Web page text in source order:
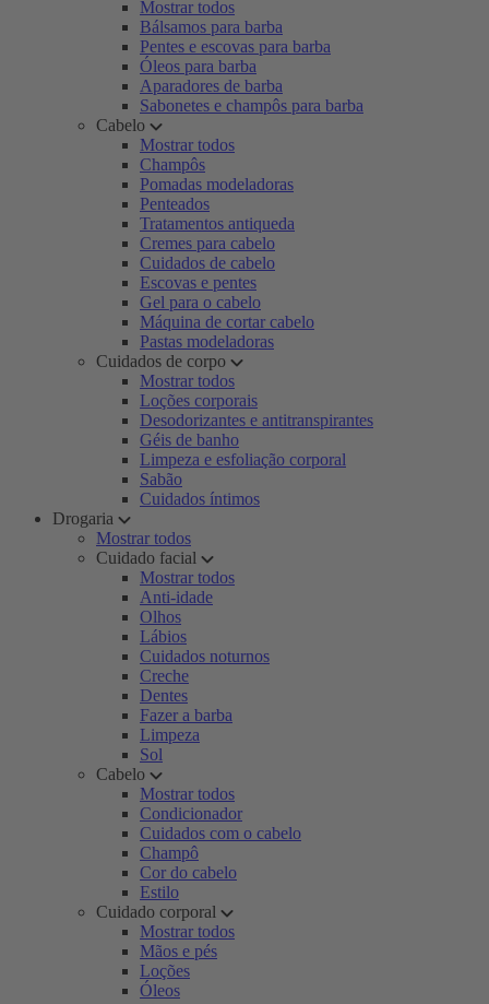
Mostrar todos
Bálsamos para barba
Pentes e escovas para barba
Óleos para barba
Aparadores de barba
Sabonetes e champôs para barba
Cabelo
Mostrar todos
Champôs
Pomadas modeladoras
Penteados
Tratamentos antiqueda
Cremes para cabelo
Cuidados de cabelo
Escovas e pentes
Gel para o cabelo
Máquina de cortar cabelo
Pastas modeladoras
Cuidados de corpo
Mostrar todos
Loções corporais
Desodorizantes e antitranspirantes
Géis de banho
Limpeza e esfoliação corporal
Sabão
Cuidados íntimos
Drogaria
Mostrar todos
Cuidado facial
Mostrar todos
Anti-idade
Olhos
Lábios
Cuidados noturnos
Creche
Dentes
Fazer a barba
Limpeza
Sol
Cabelo
Mostrar todos
Condicionador
Cuidados com o cabelo
Champô
Cor do cabelo
Estilo
Cuidado corporal
Mostrar todos
Mãos e pés
Loções
Óleos